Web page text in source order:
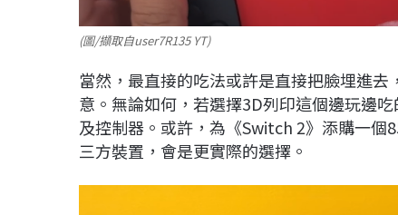
(圖/擷取自user7R135 YT)
當然，最直接的吃法或許是直接把臉埋進
意。無論如何，若選擇3D列印這個邊玩邊
及控制器。或許，為《Switch 2》添購一個
三方裝置，會是更實際的選擇。